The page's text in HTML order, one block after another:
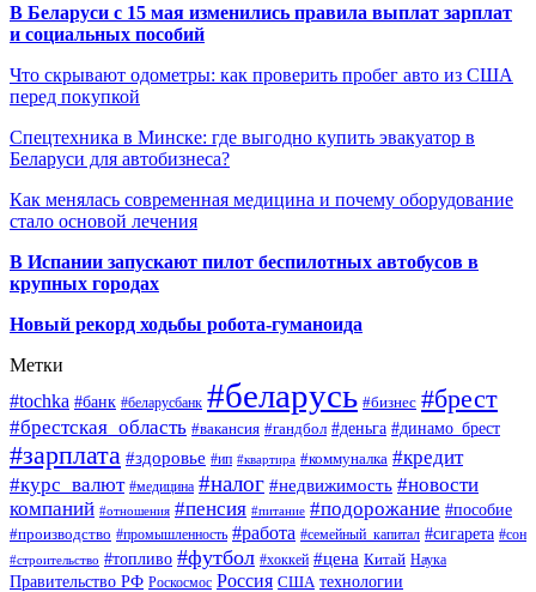
В Беларуси с 15 мая изменились правила выплат зарплат
и социальных пособий
Что скрывают одометры: как проверить пробег авто из США
перед покупкой
Спецтехника в Минске: где выгодно купить эвакуатор в
Беларуси для автобизнеса?
Как менялась современная медицина и почему оборудование
стало основой лечения
В Испании запускают пилот беспилотных автобусов в
крупных городах
Новый рекорд ходьбы робота-гуманоида
Метки
#tochka #банк #беларусбанк #беларусь #бизнес #брест
#брестская_область #вакансия #гандбол #деньга #динамо_брест
#зарплата #здоровье #ип #квартира #коммуналка #кредит
#курс_валют #медицина #налог #недвижимость #новости
компаний #отношения #пенсия #питание #подорожание #пособие
#производство #промышленность #работа #семейный_капитал #сигарета #сон
#строительство #топливо #футбол #хоккей #цена Китай Наука
Правительство РФ Роскосмос Россия США технологии